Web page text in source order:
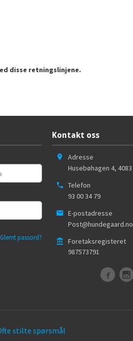
disse retningslinjene.
Glemt passord?
Kontakt oss
Adresse
Husebøhagen 4, 4083
Telefon
93 00 34 79
E-postadresse
Post@hundegaard.no
Foretaksregisteret
987573791
stilte spørsmål